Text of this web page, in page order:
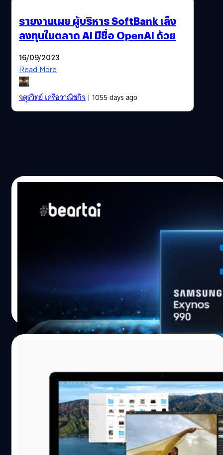
รายงานเผย ผู้บริหาร SoftBank เล็ง
ลงทุนในตลาด AI มีชื่อ OpenAI ด้วย
16/09/2023
Read More
จตุรวิทย์ เครือวาณิชกิจ| 1055 days ago
ลือ Samsung กำลังพัฒนาชิป Exynos 1000
แบบ ARM 5nm สำหรับใช้บนคอมพิวเตอร์เช่น
Apple กำลังพัฒนาชิปเซ็ต Apple Silicon ของตัวเองเพื่อนำ
มาใช้แทนที่ชิปประมวลผลแบบ x86 ของ Intel ที่ใช้มานาน
ส่วนทาง Huawei ค่ายจีนใหญ่ก็กำลังจะเปิดขายคอมพิวเตอร์
ที่ใช้ชิปเซ็ตแบบ ARM ของตัวเองเช่นเดียวกัน แต่ดูเหมือนตอน
นี้จะไม่ใช่แค่ Apple และ Huawei ที่ทำเช่นนั้น ล่าสุดมีข่าวลือ
ว่า Samsung เองก็แอบซุ่มพัฒนาชิปเซ็ตแบบ ARM บน
สถาปัตยกรรมขนาด 5nm อย่างชิป Exynos 1000 เตรียมนำ
มาใช้บนคอมพิวเตอร์ทั้งแบบเดสก์ท็อป และโน้ตบุ๊ก เช่น
จากนักเผยข้อมูล @MaruiQHD ได้ออกมาบอกเรื่องนี้ทางทวิต
เตอร์ ดูเหมือนสิ่งที่ Apple กำลังพัฒนา จะทำให้คู่แข่งใน
ตลาดค่อนข้างตื่นตัวอย่างมาก ทั้ง Huawei เองที่กำลังจะวาง
จำหน่ายคอมพิวเตอร์แบบ ARM เร็ว…
ชาคริต ทองสัมฤทธิ์| 2205 days ago
Read More
เป็นชิปแบบ 12 Core เปิดตัวใน MacBook Pro
Apple กำลังพัฒนาชิปแบบ Apple Silicon ที่เตรียมนำมา
ใช้บนเครื่อง Mac เร็ว ๆ นี้ ซึ่งเป็นชิปที่ออกแบบบน
สถาปัตยกรรม ARM แทนสถาปัตยกรรม x86 ของ Intel ที่ใช้
อยู่ในปัจจุบัน แต่ดูเหมือนเราจะได้เห็นอุปกรณ์ Mac ตัวอื่นที่